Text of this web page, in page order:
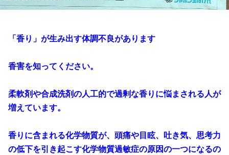
「香り」が生み出す体調不良があります
香害を知ってください。
柔軟剤や合成洗剤の人工的で過剰な香りに悩まされる人が
増えています。
香りに含まれる化学物質が、頭痛や目眩、吐き気、思考力
の低下を引き起こす化学物質過敏症の原因の一つになるの